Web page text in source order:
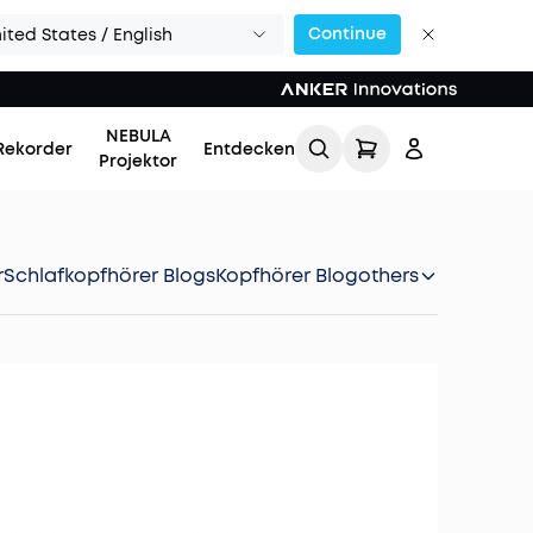
States / English Continue
NEBULA
Projektor
Entdecken
Schlafkopfhörer BlogsKopfhörer Blogothers